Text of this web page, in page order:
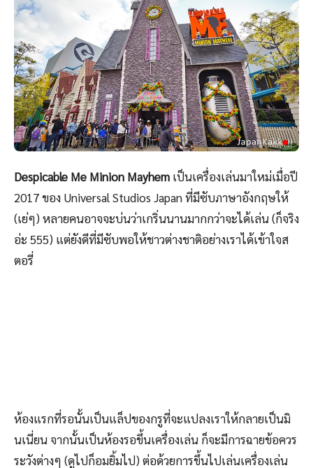
Despicable Me Minion Mayhem เป็นเครื่องเล่นมาใหม่เมื่อปี
2017 ของ Universal Studios Japan ที่มีซับภาษาอังกฤษให้
(เย่ๆ) หลายคนอาจจะบ่นว่าเกริ่นนานมากกว่าจะได้เล่น (ก็จริง
อ่ะ 555) แต่ยังดีที่มีซับพอให้ชาวต่างชาติอย่างเราได้เข้าใจส
ตอรี่